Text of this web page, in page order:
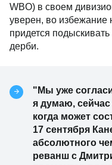
WBO) в своем
уверен, во избежание
придется
дерби.
"Мы уже
я думаю,
когда может
17 сентября
абсолютного
реванш с